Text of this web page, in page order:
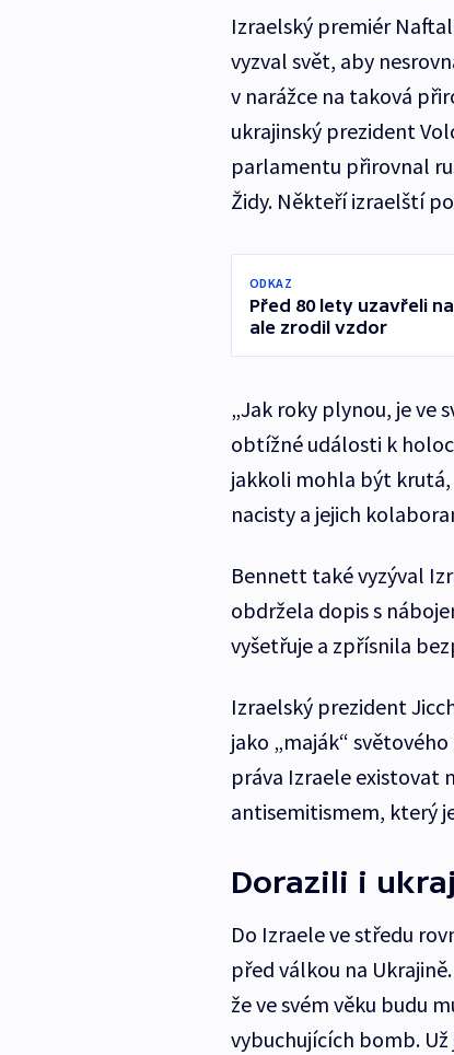
Izraelský premiér
vyzval svět, aby
v narážce na taková
ukrajinský prezident
parlamentu přirovnal
Židy. Někteří izraelští
ODKAZ
Před 80 lety uzavřeli
ale zrodil vzdor
„Jak roky plynou, je ve
obtížné události k
jakkoli mohla být krutá,
nacisty a jejich
Bennett také vyzýval
obdržela dopis s
vyšetřuje a zpřísnila
Izraelský prezident
jako „maják“
práva Izraele existovat
antisemitismem, který
Dorazili i
Do Izraele ve středu
před válkou na
že ve svém věku budu
vybuchujících bomb.